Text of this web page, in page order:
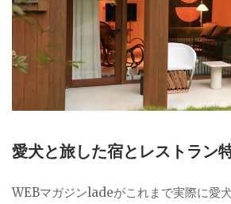
愛犬と旅した宿とレストラン
WEBマガジンladeがこれまで実際に愛